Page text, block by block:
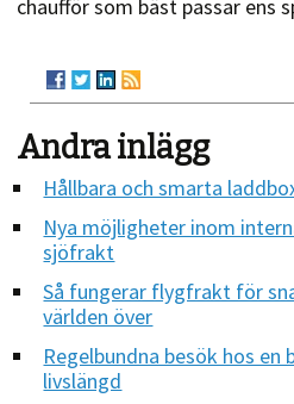
chaufför som bäst passar ens
Andra inlägg
Hållbara och smarta
Nya möjligheter inom
sjöfrakt
Så fungerar flygfrakt för
världen över
Regelbundna besök hos en
livslängd